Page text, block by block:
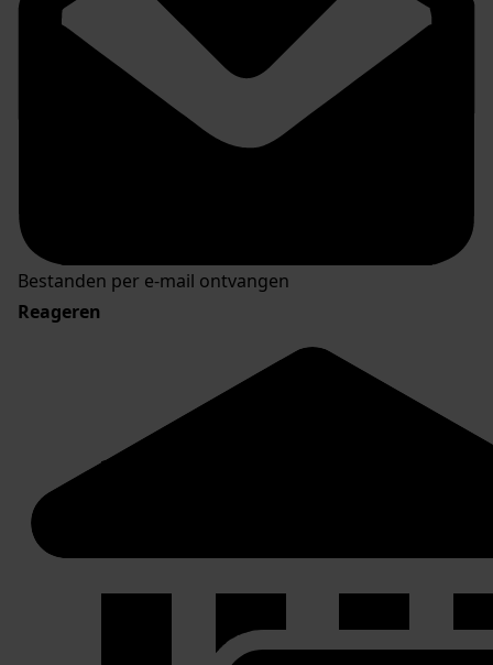
Bestanden per e-mail ontvangen
Reageren